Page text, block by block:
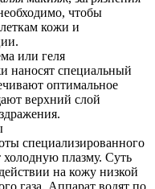
чтобы
кожи и
или геля
наносят специальный
оптимальное
верхний слой
специализированного
холодную плазму. Суть
на кожу низкой